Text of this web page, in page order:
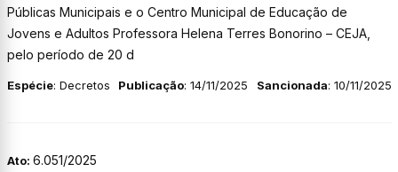
Públicas Municipais e o Centro Municipal de Educação de
Jovens e Adultos Professora Helena Terres Bonorino – CEJA,
pelo período de 20 d
Espécie: Decretos Publicação: 14/11/2025 Sancionada: 10/11/2025
Ato: 6.051/2025